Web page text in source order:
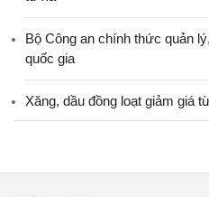
Bộ Công an chính thức quản
quốc gia
Xăng, dầu đồng loạt giảm giá